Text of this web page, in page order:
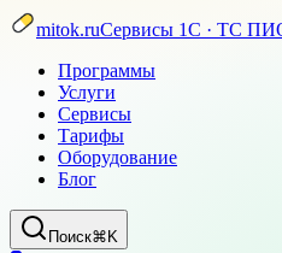
mitok.ruСервисы 1С · ТС
Программы
Услуги
Сервисы
Тарифы
Оборудование
Блог
Поиск⌘K